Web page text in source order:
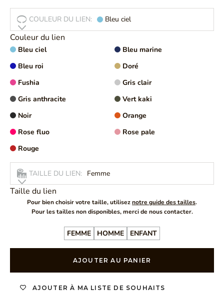
COULEUR DU LIEN: Bleu ciel
Couleur du lien
Bleu ciel
Bleu marine
Bleu roi
Doré
Fushia
Gris clair
Gris anthracite
Vert kaki
Noir
Orange
Rose fluo
Rose pale
Rouge
TAILLE DU LIEN: Femme
Taille du lien
Pour bien choisir votre taille, utiliseznotre guide des tailles.
Pour les tailles non disponibles, merci de nous contacter.
FEMME HOMME ENFANT
AJOUTER AU PANIER
AJOUTER À MA LISTE DE SOUHAITS